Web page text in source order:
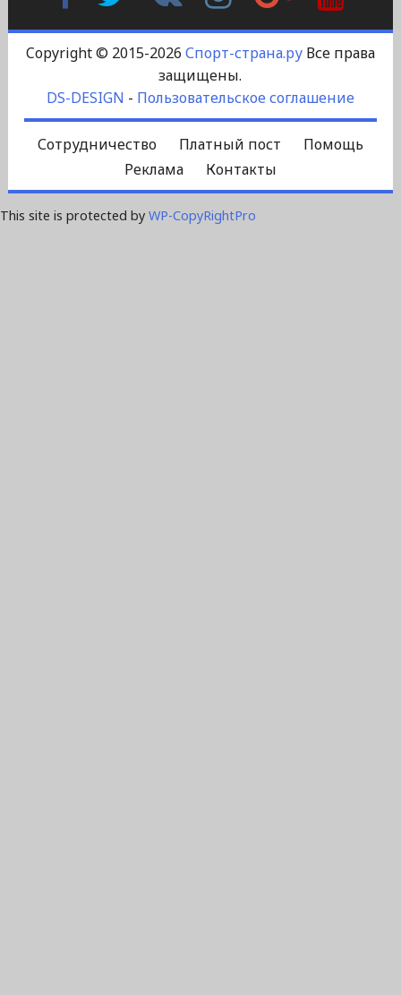
Контакте
Plus
Copyright © 2015-2026 Спорт-страна.руВсе права
защищены.
DS-DESIGN - Пользовательское соглашение
Сотрудничество Платный пост
Помощь
Реклама
Контакты
This site is protected by WP-CopyRightPro